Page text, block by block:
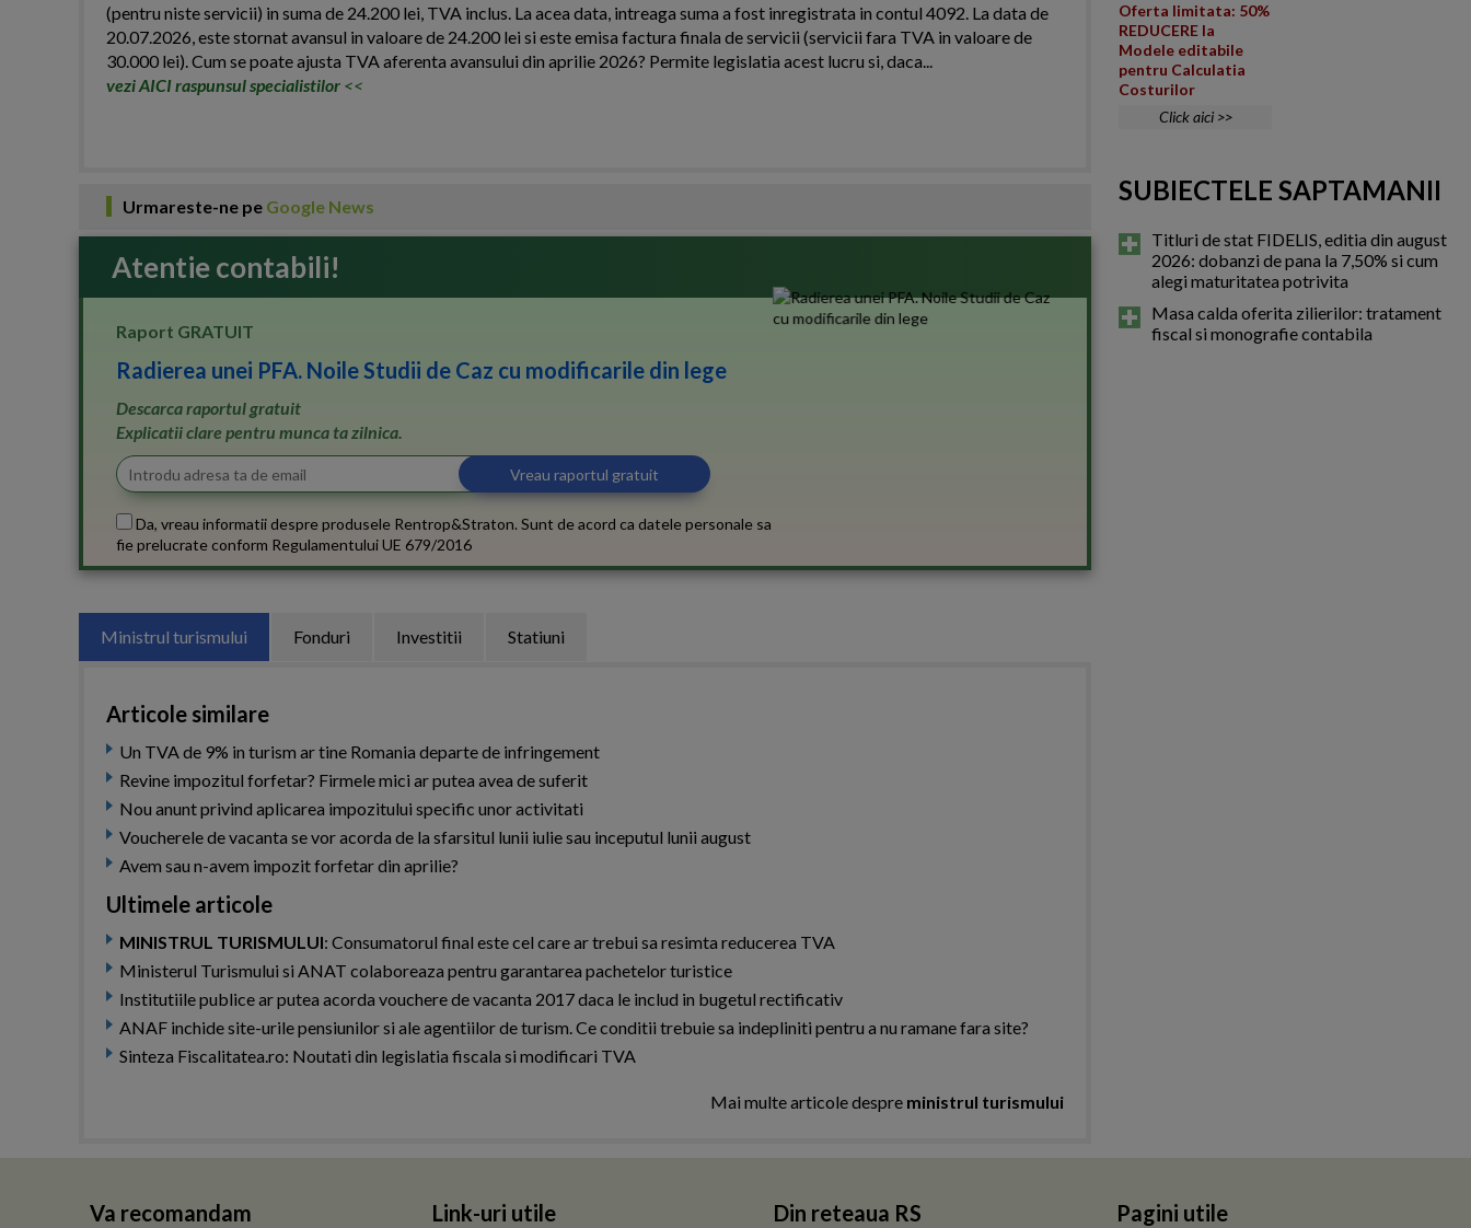
(pentru niste servicii) in suma de 24.200 lei, TVA inclus. La acea data, intreaga suma a fost inregistrata in contul 4092. La data de
20.07.2026, este stornat avansul in valoare de 24.200 lei si este emisa factura finala de servicii (servicii fara TVA in valoare de
30.000 lei). Cum se poate ajusta TVA aferenta avansului din aprilie 2026? Permite legislatia acest lucru si, daca...
vezi AICI raspunsul specialistilor <<
Urmareste-ne pe Google News
Atentie contabili!
Raport GRATUIT
Radierea unei PFA. Noile Studii de Caz cu modificarile din lege
Descarca raportul gratuit
Explicatii clare pentru munca ta zilnica.
Da, vreau informatii despre produsele Rentrop&Straton. Sunt de acord ca datele personale sa
fie prelucrate conform Regulamentului UE 679/2016
Ministrul turismului Fonduri Investitii Statiuni
Articole similare
Un TVA de 9% in turism ar tine Romania departe de infringement
Revine impozitul forfetar? Firmele mici ar putea avea de suferit
Nou anunt privind aplicarea impozitului specific unor activitati
Voucherele de vacanta se vor acorda de la sfarsitul lunii iulie sau inceputul lunii august
Avem sau n-avem impozit forfetar din aprilie?
Ultimele articole
MINISTRUL TURISMULUI: Consumatorul final este cel care ar trebui sa resimta reducerea TVA
Ministerul Turismului si ANAT colaboreaza pentru garantarea pachetelor turistice
Institutiile publice ar putea acorda vouchere de vacanta 2017 daca le includ in bugetul rectificativ
ANAF inchide site-urile pensiunilor si ale agentiilor de turism. Ce conditii trebuie sa indepliniti pentru a nu ramane fara site?
Sinteza Fiscalitatea.ro: Noutati din legislatia fiscala si modificari TVA
Mai multe articole despre ministrul turismului
Oferta limitata: 50%
REDUCERE la
Modele editabile
pentru Calculatia
Costurilor
Click aici >>
SUBIECTELE SAPTAMANII
Titluri de stat FIDELIS, editia din august
2026: dobanzi de pana la 7,50% si cum
alegi maturitatea potrivita
Masa calda oferita zilierilor: tratament
fiscal si monografie contabila
Va recomandam Link-uri utile Din reteaua RS Pagini utile